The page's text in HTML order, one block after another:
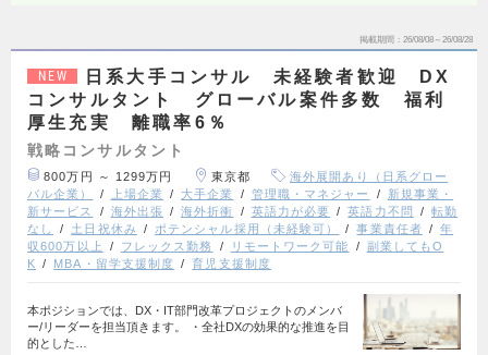
掲載期間 26/08/08～26/08/28
NEW
日系大手コンサル 未経験者歓迎 DX
コンサルタント グローバル案件多数 福利
厚生充実 離職率6％
戦略コンサルタント
800万円 ～ 1299万円 東京都
海外展開あり（日系グロー
バル企業）
上場企業 大手企業 管理職・マネジャー
新規事業・
新サービス
海外出張 海外折衝 英語力が必要 英語力不問
転勤
なし
土日祝休み ポテンシャル採用（未経験可） 事業責任者
年
収600万以上
フレックス勤務 リモートワーク可能
副業してもO
K
MBA・留学支援制度 育児支援制度
本ポジションでは、DX・IT部門改革プロジェクトのメンバ
ー/リーダーを担当頂きます。 ・全社DXの効果的な推進を目
的とした…